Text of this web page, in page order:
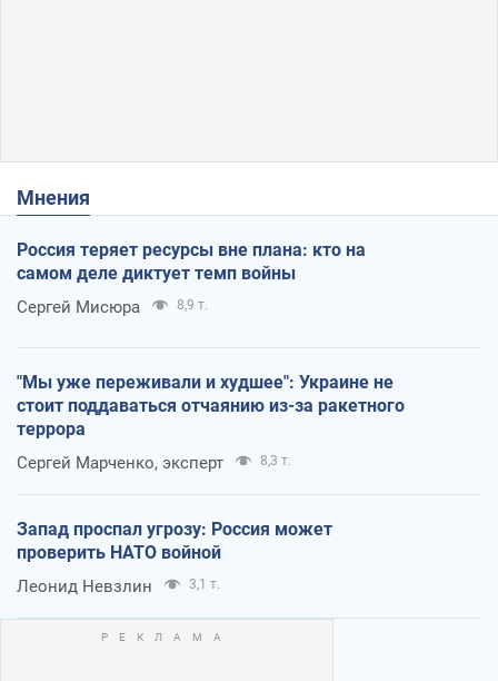
Мнения
Россия теряет ресурсы вне плана: кто на
самом деле диктует темп войны
Сергей Мисюра 8,9 т.
"Мы уже переживали и худшее": Украине не
стоит поддаваться отчаянию из-за ракетного
террора
Сергей Марченко, эксперт 8,3 т.
Запад проспал угрозу: Россия может
проверить НАТО войной
Леонид Невзлин 3,1 т.